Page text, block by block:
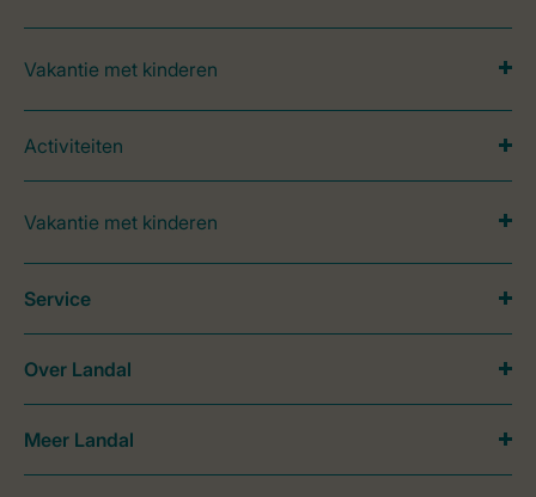
Vakantie met kinderen
Activiteiten
Vakantie met kinderen
Service
Over Landal
Meer Landal